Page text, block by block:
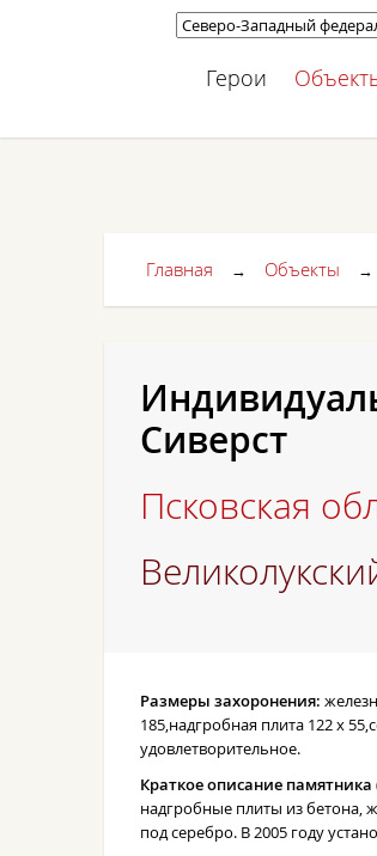
Герои
Главная → Объекты →
Сиверст
Псковская
Размеры захоронения:
185,надгробная плита 122 х
удовлетворительное.
Краткое описание
надгробные плиты из бетона,
под серебро. В 2005 году